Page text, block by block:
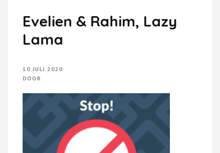
Evelien & Rahim, Lazy
Lama
10 JULI 2020
DOOR